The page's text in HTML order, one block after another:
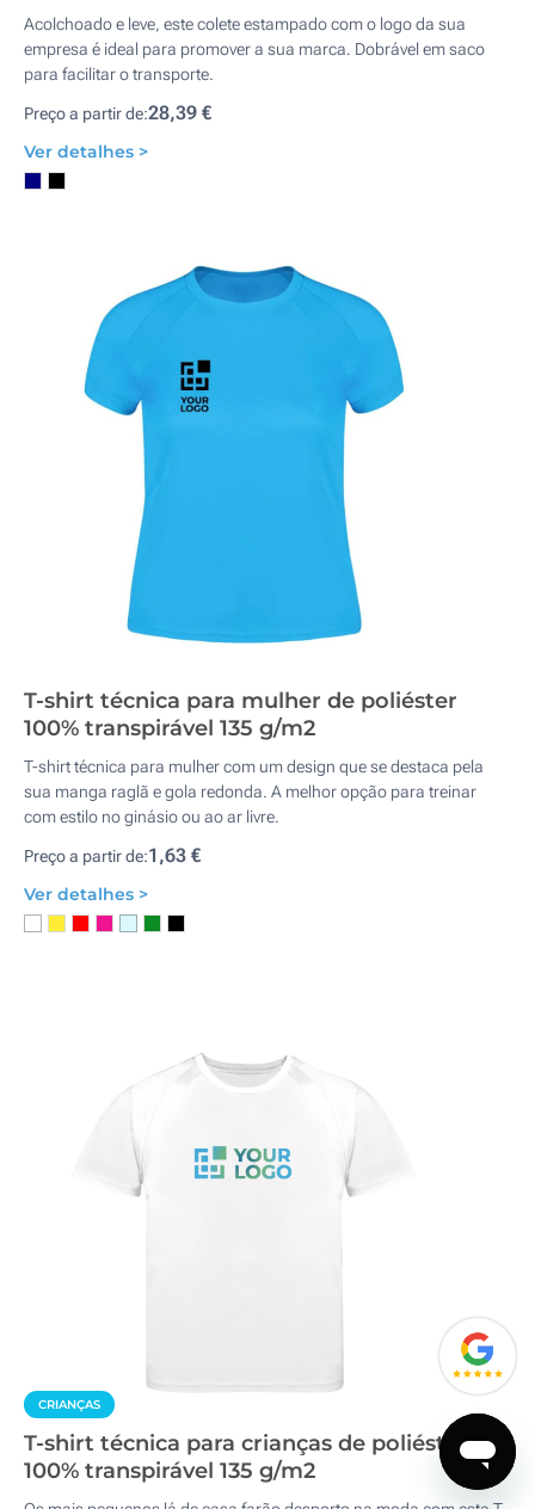
Acolchoado e leve, este colete estampado com o logo da sua
empresa é ideal para promover a sua marca. Dobrável em saco
para facilitar o transporte.
Preço a partir de:28,39 €
Ver detalhes >
T-shirt técnica para mulher de poliéster
100% transpirável 135 g/m2
T-shirt técnica para mulher com um design que se destaca pela
sua manga raglã e gola redonda. A melhor opção para treinar
com estilo no ginásio ou ao ar livre.
Preço a partir de:1,63 €
Ver detalhes >
CRIANÇAS
T-shirt técnica para crianças de poliéster
100% transpirável 135 g/m2